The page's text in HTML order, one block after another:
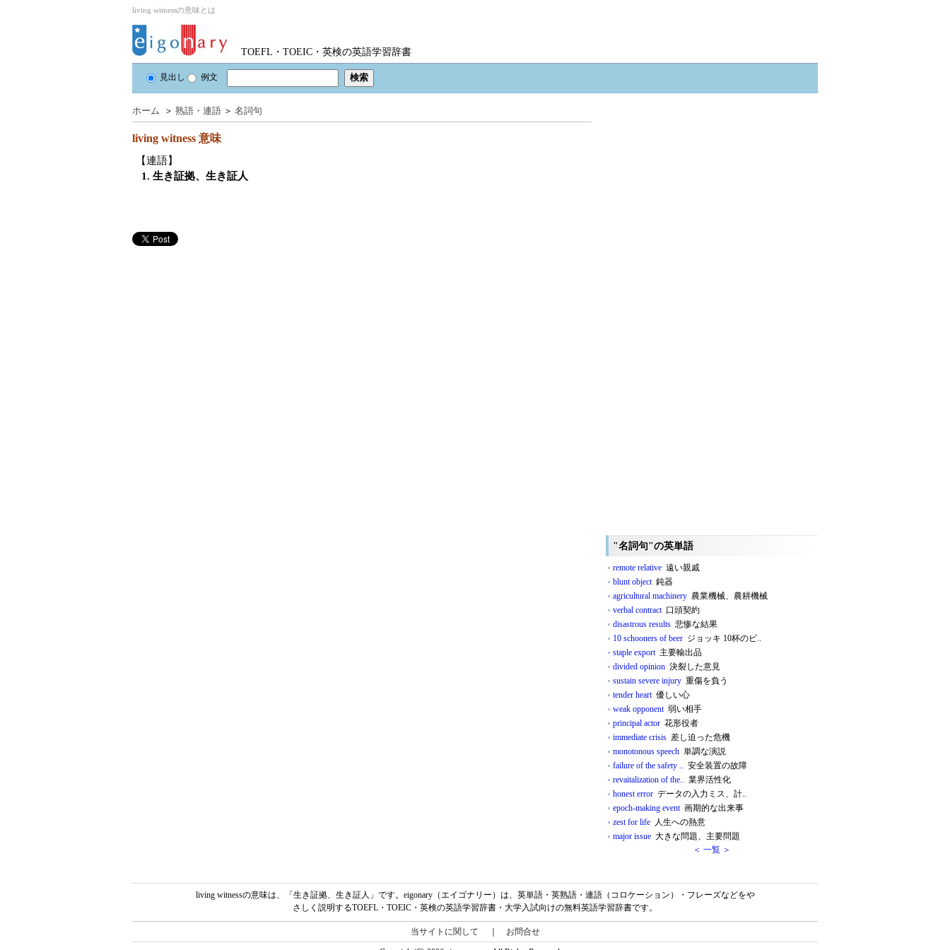
living witnessの意味とは
TOEFL・TOEIC・英検の英語学習辞書
見出し 例文
ホーム ＞ 熟語・連語 ＞ 名詞句
living witness 意味
【連語】
1. 生き証拠、生き証人
"名詞句"の英単語
remote relative 遠い親戚
blunt object鈍器
agricultural machinery 農業機械、農耕機械
verbal contract口頭契約
disastrous results 悲惨な結果
10 schooners of beer ジョッキ 10杯のビ..
staple export主要輸出品
divided opinion 決裂した意見
sustain severe injury 重傷を負う
tender heart優しい心
weak opponent弱い相手
principal actor 花形役者
immediate crisis 差し迫った危機
monotonous speech 単調な演説
failure of the safety .. 安全装置の故障
revaitalization of the.. 業界活性化
honest error データの入力ミス、計..
epoch-making event画期的な出来事
zest for life 人生への熱意
major issue 大きな問題、主要問題
＜ 一覧 ＞
living witnessの意味は、「生き証拠、生き証人」です。eigonary（エイゴナリー）は、英単語・英熟語・連語（コロケーション）・フレーズなどをや
さしく説明するTOEFL・TOEIC・英検の英語学習辞書・大学入試向けの無料英語学習辞書です。
当サイトに関して お問合せ